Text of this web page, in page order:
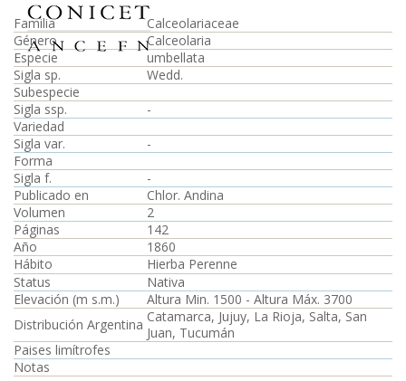
Familia
Calceolariaceae
Género
Calceolaria
Especie
umbellata
Sigla sp.
Wedd.
Subespecie
Sigla ssp.
-
Variedad
Sigla var.
-
Forma
Sigla f.
-
Publicado en
Chlor. Andina
Volumen
2
Páginas
142
Año
1860
Hábito
Hierba Perenne
Status
Nativa
Elevación (m s.m.)
Altura Min. 1500 - Altura Máx. 3700
Distribución Argentina Catamarca, Jujuy, La Rioja, Salta, San
Juan, Tucumán
Paises limítrofes
Notas